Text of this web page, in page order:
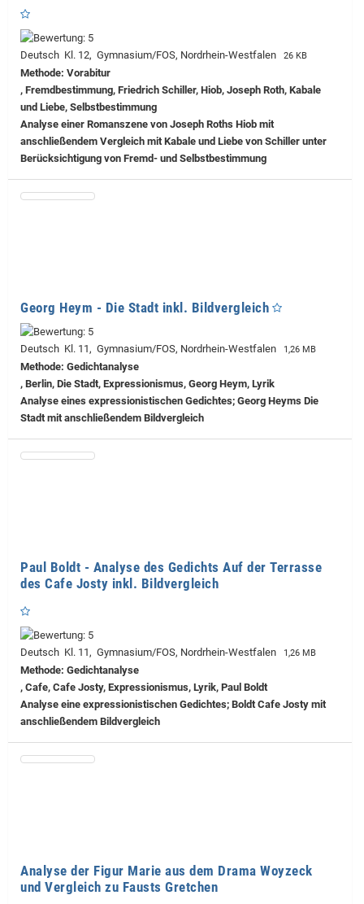
Deutsch Kl. 12, Gymnasium/FOS, Nordrhein-Westfalen 26 KB
Methode: Vorabitur
, Fremdbestimmung, Friedrich Schiller, Hiob, Joseph Roth, Kabale
und Liebe, Selbstbestimmung
Analyse einer Romanszene von Joseph Roths Hiob mit
anschließendem Vergleich mit Kabale und Liebe von Schiller unter
Berücksichtigung von Fremd- und Selbstbestimmung
Georg Heym - Die Stadt inkl. Bildvergleich
Deutsch Kl. 11, Gymnasium/FOS, Nordrhein-Westfalen 1,26 MB
Methode: Gedichtanalyse
, Berlin, Die Stadt, Expressionismus, Georg Heym, Lyrik
Analyse eines expressionistischen Gedichtes; Georg Heyms Die
Stadt mit anschließendem Bildvergleich
Paul Boldt - Analyse des Gedichts Auf der Terrasse
des Cafe Josty inkl. Bildvergleich
Deutsch Kl. 11, Gymnasium/FOS, Nordrhein-Westfalen 1,26 MB
Methode: Gedichtanalyse
, Cafe, Cafe Josty, Expressionismus, Lyrik, Paul Boldt
Analyse eine expressionistischen Gedichtes; Boldt Cafe Josty mit
anschließendem Bildvergleich
Analyse der Figur Marie aus dem Drama Woyzeck
und Vergleich zu Fausts Gretchen